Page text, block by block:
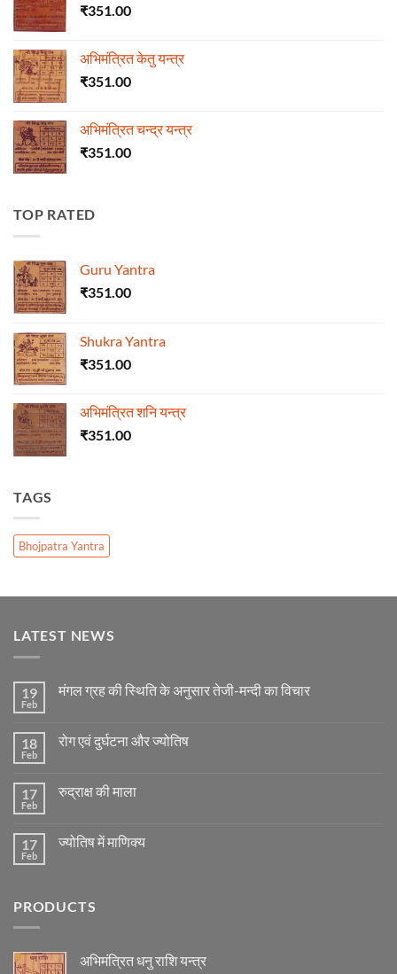
₹351.00
अभिमंत्रित केतु यन्त्र
₹351.00
अभिमंत्रित चन्द्र यन्त्र
₹351.00
TOP RATED
Guru Yantra
₹351.00
Shukra Yantra
₹351.00
अभिमंत्रित शनि यन्त्र
₹351.00
TAGS
Bhojpatra Yantra
LATEST NEWS
19
Feb
मंगल ग्रह की स्थिति के अनुसार तेजी-मन्दी का विचार
मंगल
के
अनुसार
विचार
18
Feb
रोग एवं दुर्घटना और ज्योतिष
रोग
ज्योतिष
17
Feb
रुद्राक्ष की माला
रुद्राक्ष
17
Feb
ज्योतिष में माणिक्य
में
PRODUCTS
अभिमंत्रित धनु राशि यन्त्र